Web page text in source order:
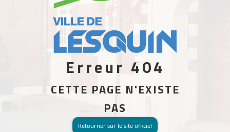
Erreur 404
CETTE PAGE N'EXISTE
PAS
Retourner sur le site officiel